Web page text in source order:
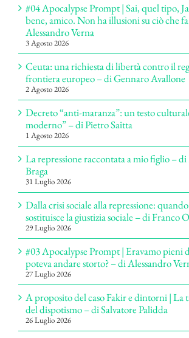
#04 Apocalypse Prompt | Sai, quel tipo,
bene, amico. Non ha illusioni su ciò che
Alessandro Verna
3 Agosto 2026
Ceuta: una richiesta di libertà contro il
frontiera europeo – di Gennaro Avallone
2 Agosto 2026
Decreto “anti-maranza”: un testo
moderno” – di Pietro Saitta
1 Agosto 2026
La repressione raccontata a mio figlio –
Braga
31 Luglio 2026
Dalla crisi sociale alla repressione:
sostituisce la giustizia sociale – di Franco
29 Luglio 2026
#03 Apocalypse Prompt | Eravamo pieni
poteva andare storto? – di Alessandro
27 Luglio 2026
A proposito del caso Fakir e dintorni | La
del dispotismo – di Salvatore Palidda
26 Luglio 2026